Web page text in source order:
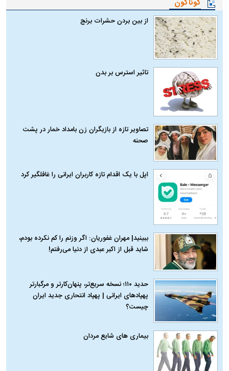
گوناگون
از بین بردن حشرات برنج
تاثیر استرس بر بدن
تصاویر تازه از بازیگران زن بامداد خمار در پشت
صحنه
اپل با یک اقدام تازه کاربران ایرانی را غافلگیر کرد
ببینید| مهران غفوریان: اگر وزنم را کم نکرده بودم،
شاید قبل از اکبر عبدی از دنیا می‌رفتم!
حدید ۱۱۰؛ نسخه سریع‌تر، پنهان‌کارتر و مرگبارتر
پهپادهای ایرانی | پهپاد انتحاری جدید ایران
چیست؟
بیماری‌ های شایع مردان